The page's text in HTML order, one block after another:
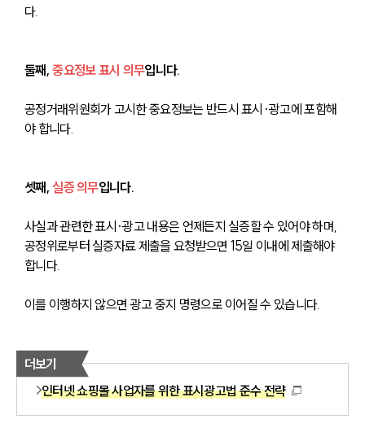
다.
둘째, 중요정보 표시 의무입니다.
공정거래위원회가 고시한 중요정보는 반드시 표시·광고에 포함해
야 합니다.
셋째, 실증 의무입니다.
사실과 관련한 표시·광고 내용은 언제든지 실증할 수 있어야 하며,
공정위로부터 실증자료 제출을 요청받으면 15일 이내에 제출해야
합니다.
이를 이행하지 않으면 광고 중지 명령으로 이어질 수 있습니다.
더보기
인터넷 쇼핑몰 사업자를 위한 표시광고법 준수 전략